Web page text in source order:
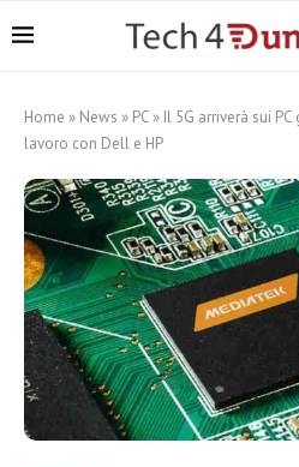
Home » News » PC » Il 5G arriverà sui
lavoro con Dell e HP